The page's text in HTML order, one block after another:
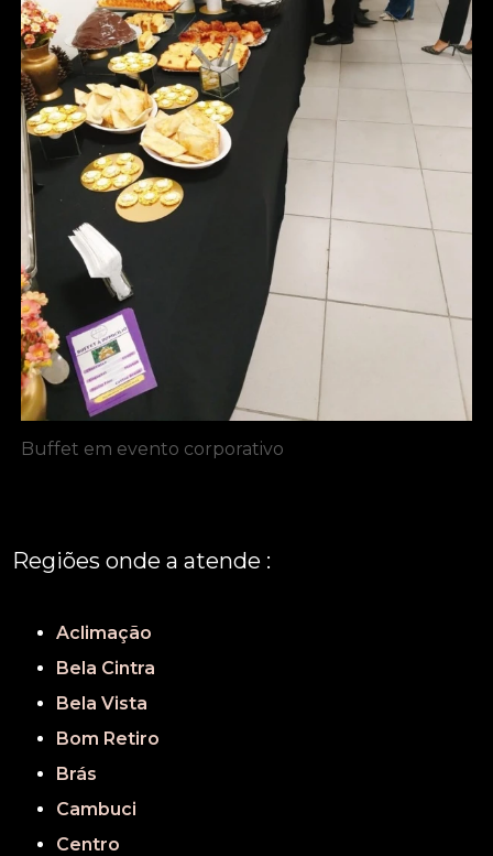
Buffet em evento corporativo
Regiões onde a atende :
Aclimação
Bela Cintra
Bela Vista
Bom Retiro
Brás
Cambuci
Centro